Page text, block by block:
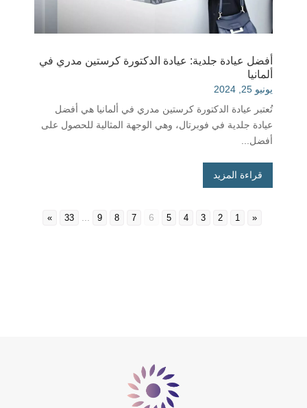
أفضل عيادة جلدية: عيادة الدكتورة كرستين مدري في
ألمانيا
يونيو 25, 2024
تُعتبر عيادة الدكتورة كرستين مدري في ألمانيا هي أفضل
عيادة جلدية في فوبرتال، وهي الوجهة المثالية للحصول على
أفضل...
قراءة المزيد
«
1
2
3
4
5
6
7
8
9
33
»